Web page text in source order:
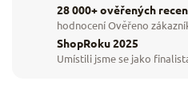
28 000+ ověřených
hodnocení Ověřeno
ShopRoku 2025
Umístili jsme se jako